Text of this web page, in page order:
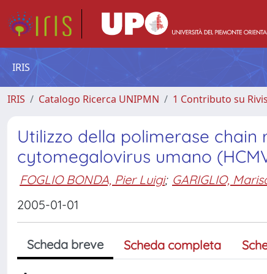
IRIS
IRIS Catalogo Ricerca UNIPMN 1 Contributo su
Utilizzo della polimerase
cytomegalovirus umano
FOGLIO BONDA, Pier Luigi; GARIGLIO,
2005-01-01
Scheda breve Scheda completa